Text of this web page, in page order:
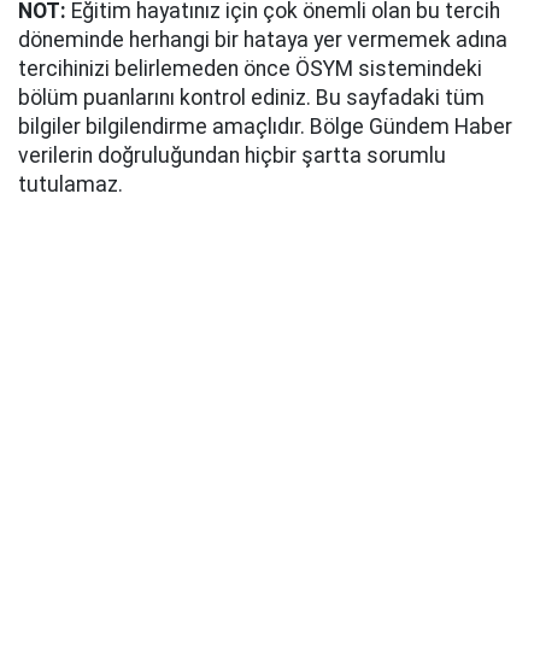
NOT: Eğitim hayatınız için çok önemli olan bu tercih
döneminde herhangi bir hataya yer vermemek adına
tercihinizi belirlemeden önce ÖSYM sistemindeki
bölüm puanlarını kontrol ediniz. Bu sayfadaki tüm
bilgiler bilgilendirme amaçlıdır. Bölge Gündem Haber
verilerin doğruluğundan hiçbir şartta sorumlu
tutulamaz.